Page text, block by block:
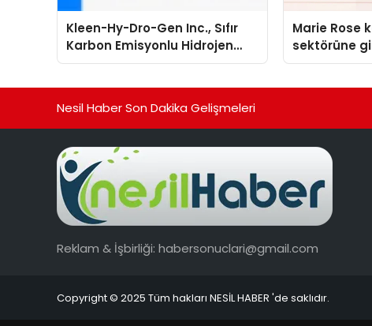
Kleen-Hy-Dro-Gen Inc., Sıfır
Karbon Emisyonlu Hidrojen
Isıtma Teknolojisinde ISO ve
Marie Rose
sektörüne
Nesil Haber Son Dakika Gelişmeleri
Reklam & İşbirliği: habersonuclari@gmail.com
Copyright © 2025 Tüm hakları NESİL HABER 'de saklıdır.